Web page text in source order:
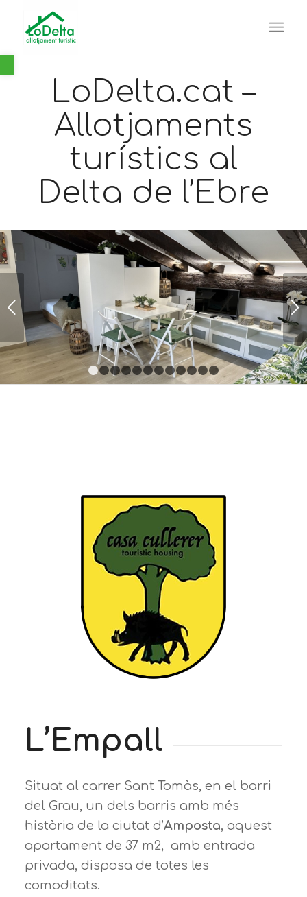
Obre la barra d'eines
LoDelta.cat –
Allotjaments
turístics al
Delta de l’Ebre
Següent
1 2 3 5 7 8 9 101112
L’Empall
Situat al carrer Sant Tomàs, en el barri
del Grau, un dels barris amb més
història de la ciutat d’Amposta, aquest
apartament de 37 m2, amb entrada
privada, disposa de totes les
comoditats.